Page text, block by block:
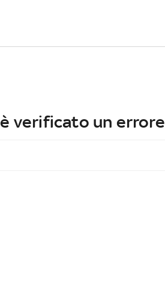
verificato un errore